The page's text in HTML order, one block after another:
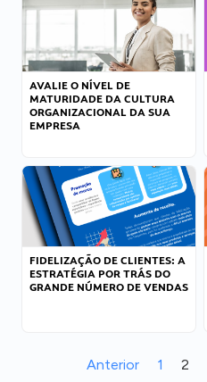
AVALIE O NÍVEL DE
MATURIDADE DA CULTURA
ORGANIZACIONAL DA SUA
EMPRESA
FIDELIZAÇÃO DE CLIENTES: A
ESTRATÉGIA POR TRÁS DO
GRANDE NÚMERO DE VENDAS
Anterior 1 2